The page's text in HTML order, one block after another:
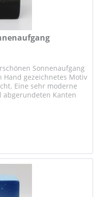
Sonnenaufgang
gezeichnetes Motiv
Eine sehr moderne
Kanten